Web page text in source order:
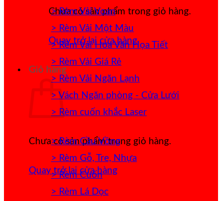
Chưa có sản phẩm trong giỏ hàng.
Quay trở lại cửa hàng
Giỏ hàng
Chưa có sản phẩm trong giỏ hàng.
Quay trở lại cửa hàng
> Rèm Vải Voan
> Rèm Vải Một Màu
> Rèm Vải Hoa Văn Họa Tiết
> Rèm Vải Giá Rẻ
> Rèm Vải Ngăn Lạnh
> Vách Ngăn phòng - Cửa Lưới
> Rèm cuốn khắc Laser
> Rèm Cầu Vồng
> Rèm Gỗ, Tre, Nhựa
> Rèm Cuốn
> Rèm Lá Dọc